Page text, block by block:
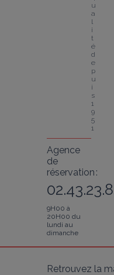
u
a
l
i
t
é
d
e
p
u
i
s
1
9
5
1
Agence
de
réservation :
9H00 à
20H00 du
lundi au
dimanche
Retrouvez la